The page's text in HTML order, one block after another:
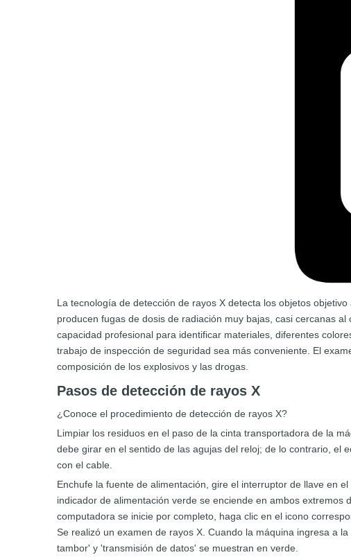
La tecnología de detección de rayos X detecta los objetos
producen fugas de dosis de radiación muy bajas, casi cercanas
capacidad profesional para identificar materiales, diferentes
trabajo de inspección de seguridad sea más conveniente. El
composición de los explosivos y las drogas.
Pasos de detección de rayos X
¿Conoce el procedimiento de detección de rayos X?
Limpiar los residuos en el paso de la cinta transportadora de la
debe girar en el sentido de las agujas del reloj; de lo contrario, el
con el cable.
Enchufe la fuente de alimentación, gire el interruptor de llave en
indicador de alimentación verde se enciende en ambos
computadora se inicie por completo, haga clic en el icono
Se realizó un examen de rayos X. Cuando la máquina ingresa a
tambor' y 'transmisión de datos' se muestran en verde.